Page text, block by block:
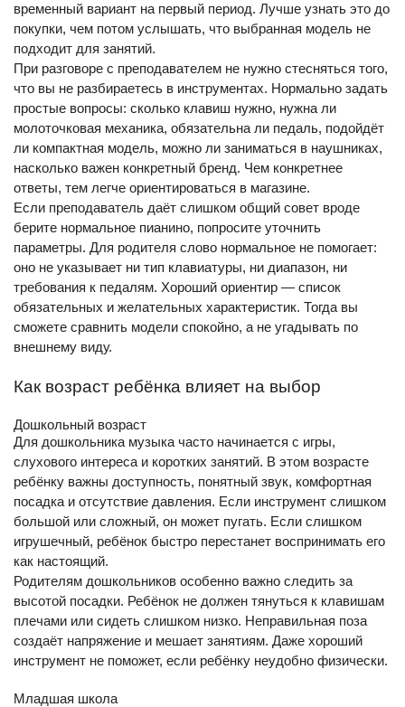
временный вариант на первый период. Лучше узнать это до
покупки, чем потом услышать, что выбранная модель не
подходит для занятий.
При разговоре с преподавателем не нужно стесняться того,
что вы не разбираетесь в инструментах. Нормально задать
простые вопросы: сколько клавиш нужно, нужна ли
молоточковая механика, обязательна ли педаль, подойдёт
ли компактная модель, можно ли заниматься в наушниках,
насколько важен конкретный бренд. Чем конкретнее
ответы, тем легче ориентироваться в магазине.
Если преподаватель даёт слишком общий совет вроде
берите нормальное пианино, попросите уточнить
параметры. Для родителя слово нормальное не помогает:
оно не указывает ни тип клавиатуры, ни диапазон, ни
требования к педалям. Хороший ориентир — список
обязательных и желательных характеристик. Тогда вы
сможете сравнить модели спокойно, а не угадывать по
внешнему виду.
Как возраст ребёнка влияет на выбор
Дошкольный возраст
Для дошкольника музыка часто начинается с игры,
слухового интереса и коротких занятий. В этом возрасте
ребёнку важны доступность, понятный звук, комфортная
посадка и отсутствие давления. Если инструмент слишком
большой или сложный, он может пугать. Если слишком
игрушечный, ребёнок быстро перестанет воспринимать его
как настоящий.
Родителям дошкольников особенно важно следить за
высотой посадки. Ребёнок не должен тянуться к клавишам
плечами или сидеть слишком низко. Неправильная поза
создаёт напряжение и мешает занятиям. Даже хороший
инструмент не поможет, если ребёнку неудобно физически.
Младшая школа